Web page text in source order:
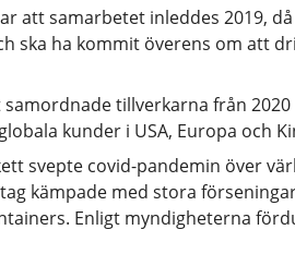
att samarbetet inleddes 2019,
ska ha kommit överens om att
tillverkarna från
kunder i USA, Europa och
svepte covid-pandemin över
kämpade med stora
Enligt myndigheterna